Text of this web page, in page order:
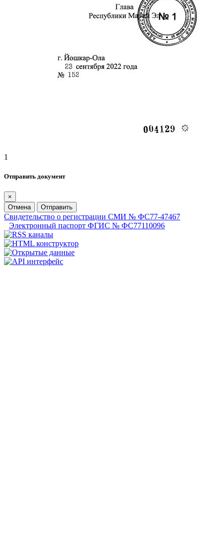
1
Отправить документ
×
Отмена
Отправить
Свидетельство о регистрации СМИ № ФС77-47467
Электронный паспорт ФГИС № ФС77110096